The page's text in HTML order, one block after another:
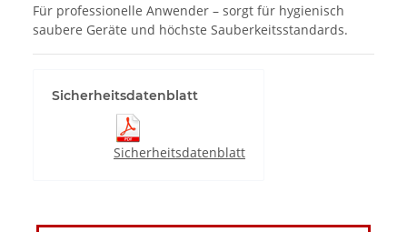
Für professionelle Anwender – sorgt für hygienisch
saubere Geräte und höchste Sauberkeitsstandards.
Sicherheitsdatenblatt
Sicherheitsdatenblatt